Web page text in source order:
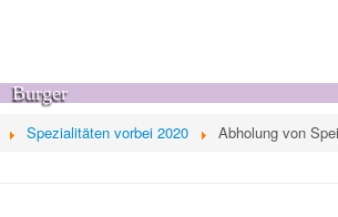
Burger
Spezialitäten vorbei 2020 Abholung von